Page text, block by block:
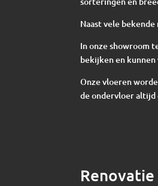
Naast vele
In onze showroom
bekijken en kunnen
Onze vloeren
de ondervloer altijd
Renovatie